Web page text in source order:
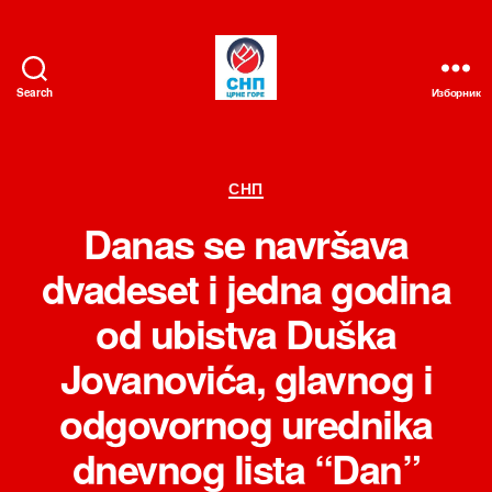
Search Изборник
Категорије
СНП
Danas se navršava
dvadeset i jedna godina
od ubistva Duška
Jovanovića, glavnog i
odgovornog urednika
dnevnog lista “Dan”